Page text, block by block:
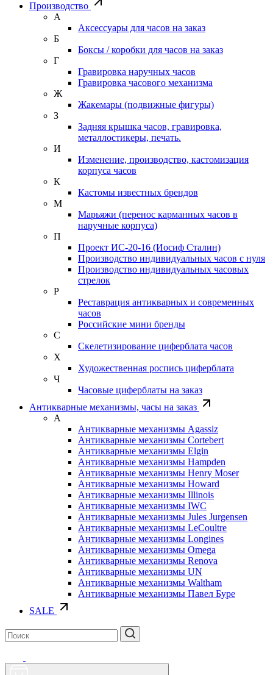
Производство
А
Аксессуары для часов на заказ
Б
Боксы / коробки для часов на заказ
Г
Гравировка наручных часов
Гравировка часового механизма
Ж
Жакемары (подвижные фигуры)
З
Задняя крышка часов, гравировка,
металлостикеры, печать.
И
Изменение, производство, кастомизация
корпуса часов
К
Кастомы известных брендов
М
Марьяжи (перенос карманных часов в
наручные корпуса)
П
Проект ИС-20-16 (Иосиф Сталин)
Производство индивидуальных часов с нуля
Производство индивидуальных часовых
стрелок
Р
Реставрация антикварных и современных
часов
Российские мини бренды
С
Скелетизирование циферблата часов
Х
Художественная роспись циферблата
Ч
Часовые циферблаты на заказ
Антикварные механизмы, часы на заказ
А
Антикварные механизмы Agassiz
Антикварные механизмы Cortebert
Антикварные механизмы Elgin
Антикварные механизмы Hampden
Антикварные механизмы Henry Moser
Антикварные механизмы Howard
Антикварные механизмы Illinois
Антикварные механизмы IWC
Антикварные механизмы Jules Jurgensen
Антикварные механизмы LeCoultre
Антикварные механизмы Longines
Антикварные механизмы Omega
Антикварные механизмы Renova
Антикварные механизмы UN
Антикварные механизмы Waltham
Антикварные механизмы Павел Буре
SALE